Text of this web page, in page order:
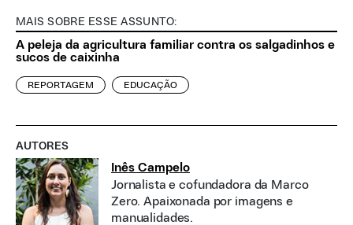
MAIS SOBRE ESSE ASSUNTO:
A peleja da agricultura familiar contra os salgadinhos e
sucos de caixinha
REPORTAGEM EDUCAÇÃO
AUTORES
Inês Campelo
Jornalista e cofundadora da Marco
Zero. Apaixonada por imagens e
manualidades.